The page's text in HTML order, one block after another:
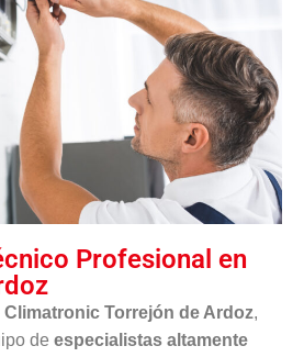
Profesional en
Torrejón de Ardoz,
de especialistas altamente